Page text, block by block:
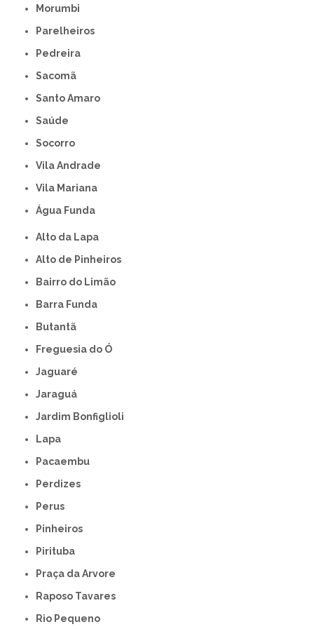
Morumbi
Parelheiros
Pedreira
Sacomã
Santo Amaro
Saúde
Socorro
Vila Andrade
Vila Mariana
Água Funda
Alto da Lapa
Alto de Pinheiros
Bairro do Limão
Barra Funda
Butantã
Freguesia do Ó
Jaguaré
Jaraguá
Jardim Bonfiglioli
Lapa
Pacaembu
Perdizes
Perus
Pinheiros
Pirituba
Praça da Arvore
Raposo Tavares
Rio Pequeno